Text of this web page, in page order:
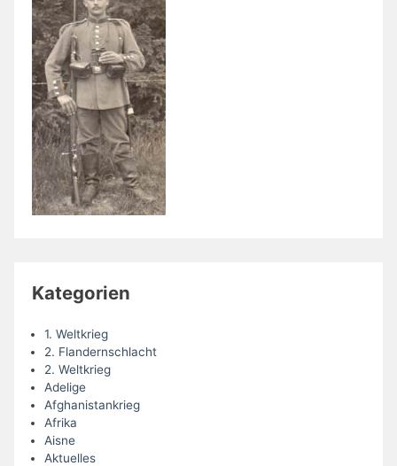
Kategorien
1. Weltkrieg
2. Flandernschlacht
2. Weltkrieg
Adelige
Afghanistankrieg
Afrika
Aisne
Aktuelles